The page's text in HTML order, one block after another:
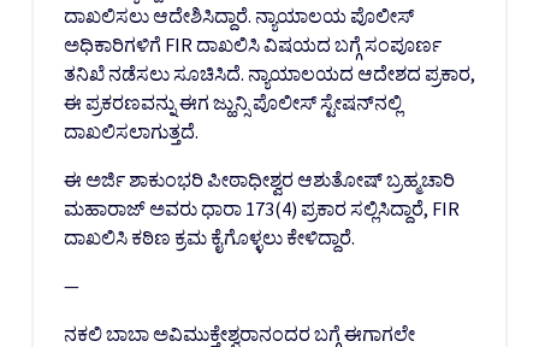
ದಾಖಲಿಸಲು ಆದೇಶಿಸಿದ್ದಾರೆ. ನ್ಯಾಯಾಲಯ ಪೊಲೀಸ್
ಅಧಿಕಾರಿಗಳಿಗೆ FIR ದಾಖಲಿಸಿ ವಿಷಯದ ಬಗ್ಗೆ ಸಂಪೂರ್ಣ
ತನಿಖೆ ನಡೆಸಲು ಸೂಚಿಸಿದೆ. ನ್ಯಾಯಾಲಯದ ಆದೇಶದ ಪ್ರಕಾರ,
ಈ ಪ್ರಕರಣವನ್ನು ಈಗ ಜ್ಹುನ್ಸಿ ಪೊಲೀಸ್ ಸ್ಟೇಷನ್‌ನಲ್ಲಿ
ದಾಖಲಿಸಲಾಗುತ್ತದೆ.
ಈ ಅರ್ಜಿ ಶಾಕುಂಭರಿ ಪೀಠಾಧೀಶ್ವರ ಆಶುತೋಷ್ ಬ್ರಹ್ಮಚಾರಿ
ಮಹಾರಾಜ್ ಅವರು ಧಾರಾ 173(4) ಪ್ರಕಾರ ಸಲ್ಲಿಸಿದ್ದಾರೆ, FIR
ದಾಖಲಿಸಿ ಕಠಿಣ ಕ್ರಮ ಕೈಗೊಳ್ಳಲು ಕೇಳಿದ್ದಾರೆ.
—
ನಕಲಿ ಬಾಬಾ ಅವಿಮುಕ್ತೇಶ್ವರಾನಂದರ ಬಗ್ಗೆ ಈಗಾಗಲೇ